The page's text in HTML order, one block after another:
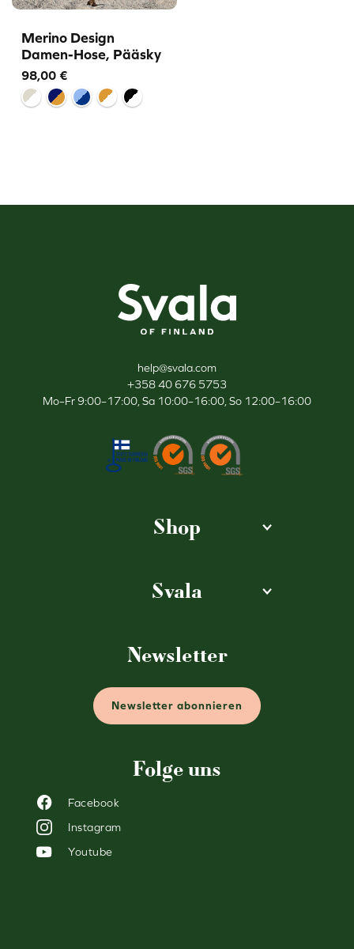
Merino Design
Damen-Hose, Pääsky
98,00 €
help@svala.com
+358 40 676 5753
Mo–Fr 9:00–17:00, Sa 10:00–16:00, So 12:00–16:00
Shop
Svala
Folge uns
Facebook
Instagram
Youtube
Newsletter
Newsletter abonnieren